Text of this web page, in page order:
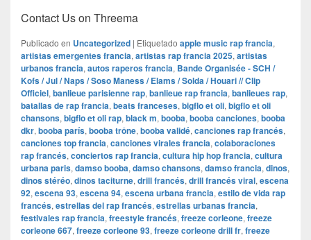
Contact Us on Threema
Publicado en Uncategorized | Etiquetado apple music rap francia,
artistas emergentes francia, artistas rap francia 2025, artistas
urbanos francia, autos raperos francia, Bande Organisée - SCH /
Kofs / Jul / Naps / Soso Maness / Elams / Solda / Houari // Clip
Officiel, banlieue parisienne rap, banlieue rap francia, banlieues rap,
batallas de rap francia, beats franceses, bigflo et oli, bigflo et oli
chansons, bigflo et oli rap, black m, booba, booba canciones, booba
dkr, booba parís, booba trône, booba validé, canciones rap francés,
canciones top francia, canciones virales francia, colaboraciones
rap francés, conciertos rap francia, cultura hip hop francia, cultura
urbana paris, damso booba, damso chansons, damso francia, dinos,
dinos stéréo, dinos taciturne, drill francés, drill francés viral, escena
92, escena 93, escena 94, escena urbana francia, estilo de vida rap
francés, estrellas del rap francés, estrellas urbanas francia,
festivales rap francia, freestyle francés, freeze corleone, freeze
corleone 667, freeze corleone 93, freeze corleone drill fr, freeze